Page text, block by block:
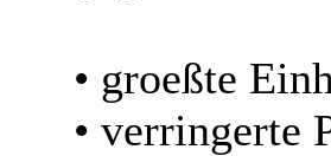
• groeßte
• verringerte